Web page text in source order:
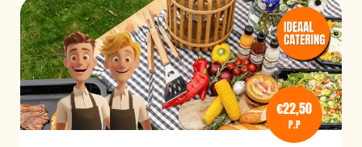
€22,50
P.P